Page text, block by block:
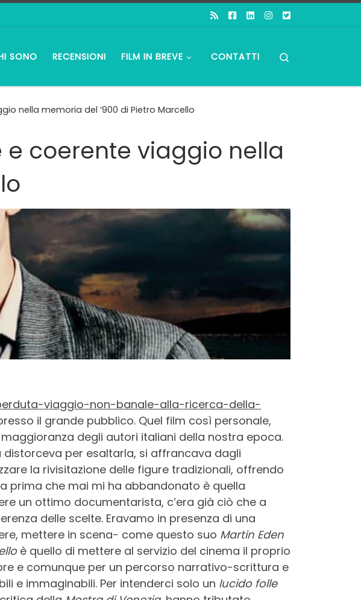
SONO RECENSIONI FILM IN BREVE CONTATTI
nella memoria del ‘900 di Pietro Marcello
e coerente viaggio nella
viaggio-non-banale-alla-ricerca-della-
il grande pubblico. Quel film così personale,
degli autori italiani della nostra epoca.
per esaltarla, si affrancava dagli
la rivisitazione delle figure tradizionali, offrendo
prima che mai mi ha abbandonato è quella
un ottimo documentarista, c’era già ciò che a
delle scelte. Eravamo in presenza di una
mettere in scena- come questo suo Martin Eden
è quello di mettere al servizio del cinema il proprio
e comunque per un percorso narrativo-scrittura e
e immaginabili. Per intenderci solo un lucido folle